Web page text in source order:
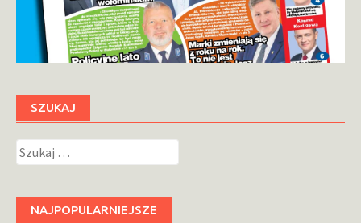
SZUKAJ
Szukaj:
NAJPOPULARNIEJSZE